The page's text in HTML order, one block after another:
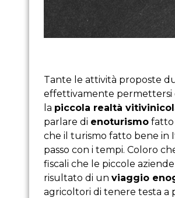
Tante le attività proposte
effettivamente permettersi
la piccola realtà
parlare di enoturismo fatto
che il turismo fatto bene in
passo con i tempi. Coloro
fiscali che le piccole
risultato di un viaggio
agricoltori di tenere testa a